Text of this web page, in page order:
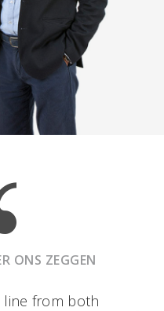
ONS ZEGGEN
line from both